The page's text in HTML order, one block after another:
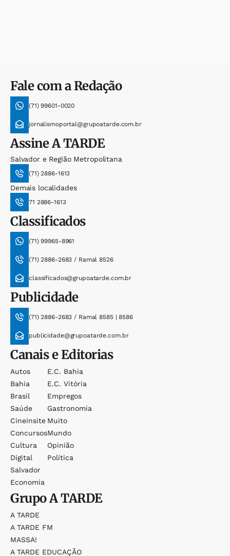
Fale com a Redação
(71) 99601-0020
jornalismoportal@grupoatarde.com.br
AssineA TARDE
Salvador e Região Metropolitana
(71) 2886-1613
Demais localidades
71 2886-1613
Classificados
(71) 99965-8961
(71) 2886-2683 / Ramal 8526
classificados@grupoatarde.com.br
Publicidade
(71) 2886-2683 / Ramal 8585 | 8586
publicidade@grupoatarde.com.br
Canais e Editorias
Autos
Bahia
Brasil
Saúde
Cineinsite
Concursos
Cultura
Digital
Salvador
Economia
E.c. Bahia
E.c. Vitória
Empregos
Gastronomia
Muito
Mundo
Opinião
Política
GrupoA TARDE
A TARDE
A TARDE FM
MASSA!
A TARDE EDUCAÇÃO